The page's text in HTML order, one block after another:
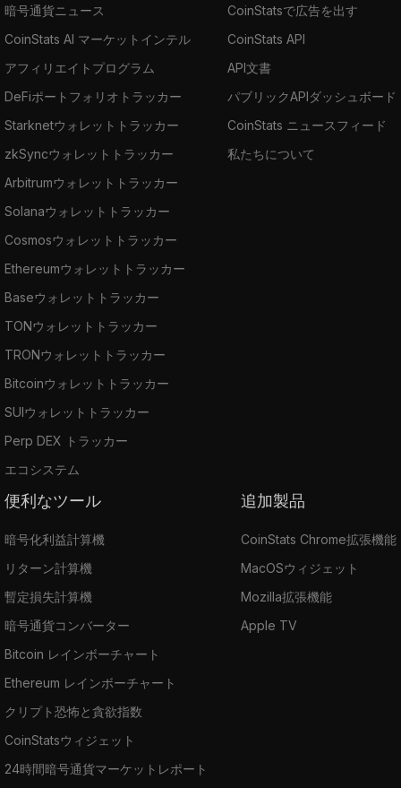
暗号通貨ニュース
CoinStats AI マーケットインテル
アフィリエイトプログラム
DeFiポートフォリオトラッカー
Starknetウォレットトラッカー
zkSyncウォレットトラッカー
Arbitrumウォレットトラッカー
Solanaウォレットトラッカー
Cosmosウォレットトラッカー
Ethereumウォレットトラッカー
Baseウォレットトラッカー
TONウォレットトラッカー
TRONウォレットトラッカー
Bitcoinウォレットトラッカー
SUIウォレットトラッカー
Perp DEX トラッカー
エコシステム
CoinStatsで広告を出す
CoinStats API
API文書
パブリックAPIダッシュボード
CoinStats ニュースフィード
私たちについて
便利なツール
暗号化利益計算機
リターン計算機
暫定損失計算機
暗号通貨コンバーター
Bitcoin レインボーチャート
Ethereum レインボーチャート
クリプト恐怖と貪欲指数
CoinStatsウィジェット
24時間暗号通貨マーケットレポート
追加製品
CoinStats Chrome拡張機能
MacOSウィジェット
Mozilla拡張機能
Apple TV